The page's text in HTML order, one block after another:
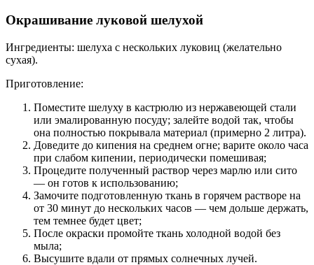
Окрашивание луковой шелухой
Ингредиенты: шелуха с нескольких луковиц (желательно
сухая).
Приготовление:
Поместите шелуху в кастрюлю из нержавеющей стали
или эмалированную посуду; залейте водой так, чтобы
она полностью покрывала материал (примерно 2 литра).
Доведите до кипения на среднем огне; варите около часа
при слабом кипении, периодически помешивая;
Процедите полученный раствор через марлю или сито
— он готов к использованию;
Замочите подготовленную ткань в горячем растворе на
от 30 минут до нескольких часов — чем дольше держать,
тем темнее будет цвет;
После окраски промойте ткань холодной водой без
мыла;
Высушите вдали от прямых солнечных лучей.